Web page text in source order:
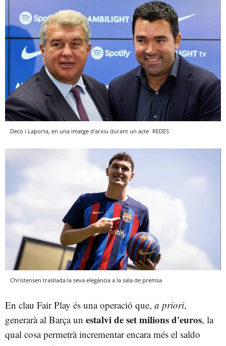
Deco i Laporta, en una imatge d'arxiu durant un acte REDES
Christensen trasllada la seva elegància a la sala de premsa
En clau Fair Play és una operació que, a priori,
generarà al Barça un estalvi de set milions d'euros, la
qual cosa permetrà incrementar encara més el saldo